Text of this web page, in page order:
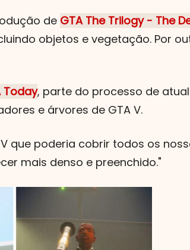
de GTA The Trilogy - The
objetos e vegetação. Por
Today, parte do processo de
e árvores de GTA V.
que poderia cobrir todos os
mais denso e preenchido."